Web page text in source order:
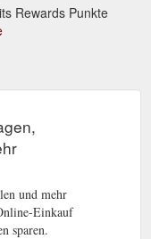
Rewards Punkte
und mehr
Einkauf
sparen.